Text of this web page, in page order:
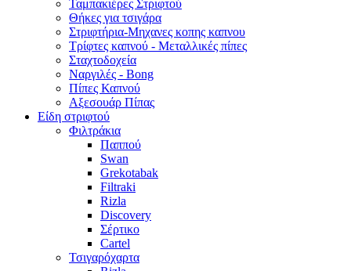
Ταμπακιέρες Στριφτού
Θήκες για τσιγάρα
Στριφτήρια-Μηχανες κοπης καπνου
Τρίφτες καπνού - Μεταλλικές πίπες
Σταχτοδοχεία
Ναργιλές - Bong
Πίπες Καπνού
Αξεσουάρ Πίπας
Είδη στριφτού
Φιλτράκια
Παππού
Swan
Grekotabak
Filtraki
Rizla
Discovery
Σέρτικο
Cartel
Τσιγαρόχαρτα